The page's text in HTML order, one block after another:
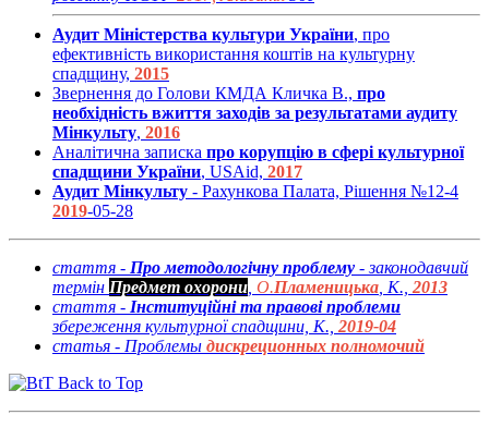
Аудит Міністерства культури України, про
ефективність використання коштів на культурну
спадщину, 2015
Звернення до Голови КМДА Кличка В., про
необхідність вжиття заходів за результатами аудиту
Мінкульту, 2016
Аналітична записка про корупцію в сфері культурної
спадщини України, USAid, 2017
Аудит Мінкульту - Рахункова Палата, Рішення №12-4
2019-05-28
стаття - Про методологічну проблему - законодавчий
термін Предмет охорони О.Пламеницька , К., 2013
стаття - Інституційні та правові проблеми
збереження культурної спадщини, К., 2019-04
статья - Проблемы дискреционных полномочий
Back to Top